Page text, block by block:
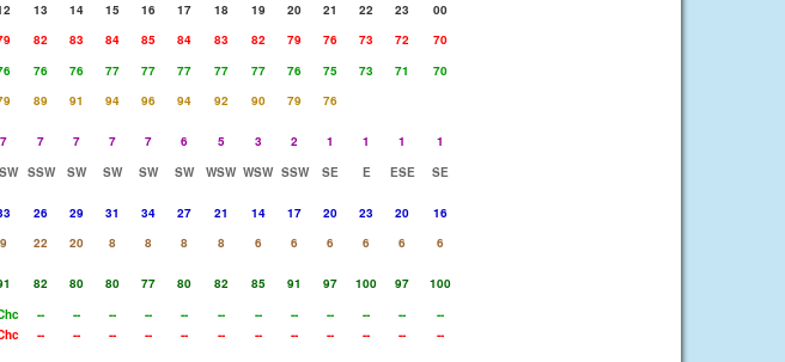
13 14 15 16 17 18 19 20 21 22 23
00
82 83 84 85 84 83 82 79 76 73 72
70
76 76 77 77 77 77 77 76 75 73 71
70
89 91 94 96 94 92 90 79
76
7 7 7 7 7 6 5 3 2 1 1 1
1
SSW SW SW SW SW WSW WSW SSW SE E ESE
SE
26 29 31 34 27 21 14 17 20 23 20
16
9 22 20 8 8 8 8 6 6 6 6 6
6
82 80 80 77 80 82 85 91 97 100 97
100
-- -- -- -- -- -- -- -- -- -- --
--
-- -- -- -- -- -- -- -- -- -- -- --